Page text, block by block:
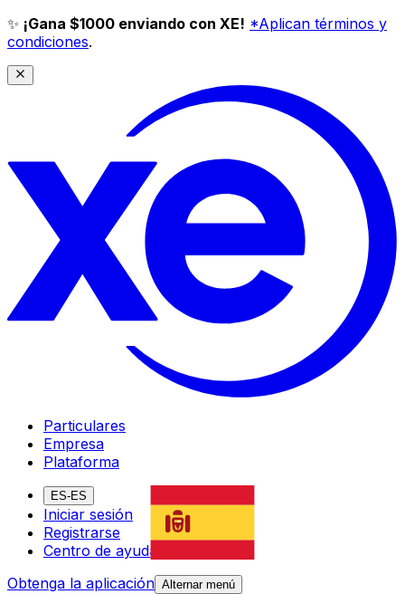
✨ ¡Gana $1000 enviando con XE! *Aplican términos y
condiciones.
Particulares
Empresa
Plataforma
ES-ES
Iniciar sesión
Registrarse
Centro de ayuda
Obtenga la aplicación Alternar menú